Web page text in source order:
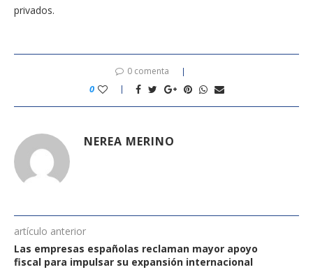
privados.
0 comenta
0
NEREA MERINO
artículo anterior
Las empresas españolas reclaman mayor apoyo
fiscal para impulsar su expansión internacional